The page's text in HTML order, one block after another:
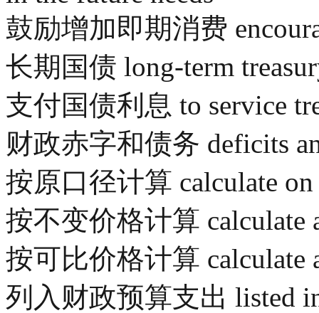
鼓励增加即期消费
长期国债 long-term
支付国债利息 to service
财政赤字和债务 deficits
按原口径计算 calculate on
按不变价格计算 calculate
按可比价格计算 calculate
列入财政预算支出 listed